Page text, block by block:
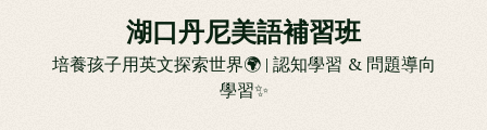
湖口丹尼美語補習班
培養孩子用英文探索世界🌍 | 認知學習 & 問題導向
學習✨